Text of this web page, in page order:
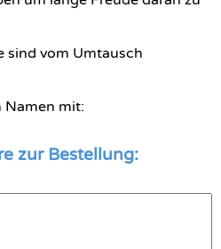
sind vom Umtausch
Namen mit:
zur Bestellung: